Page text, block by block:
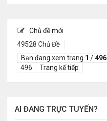
Chủ đề mới
49528 Chủ Đề
Bạn đang xem trang 1 /496
496
Trang kế tiếp
AI ĐANG TRỰC TUYẾN?